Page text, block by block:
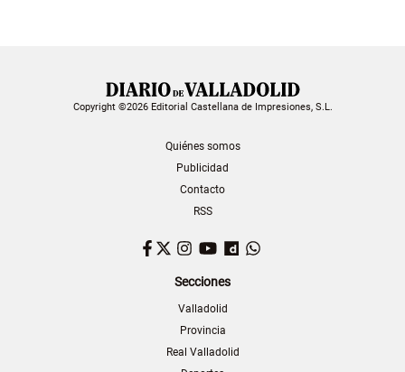
Copyright ©2026 Editorial Castellana de Impresiones, S.L.
Quiénes somos
Publicidad
Contacto
RSS
Facebook
TwitterInstagram
YouTubeDailymotion
Secciones
Valladolid
Provincia
Real Valladolid